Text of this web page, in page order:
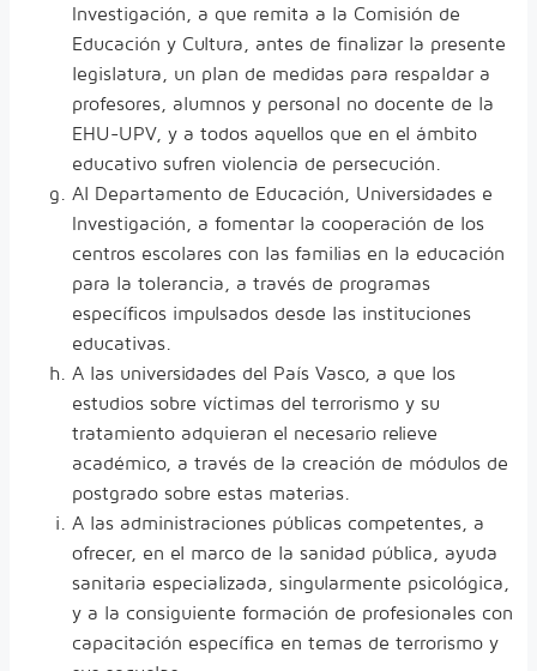
Investigación, a que remita a la Comisión de
Educación y Cultura, antes de finalizar la presente
legislatura, un plan de medidas para respaldar a
profesores, alumnos y personal no docente de la
EHU-UPV, y a todos aquellos que en el ámbito
educativo sufren violencia de persecución.
Al Departamento de Educación, Universidades e
Investigación, a fomentar la cooperación de los
centros escolares con las familias en la educación
para la tolerancia, a través de programas
específicos impulsados desde las instituciones
educativas.
A las universidades del País Vasco, a que los
estudios sobre víctimas del terrorismo y su
tratamiento adquieran el necesario relieve
académico, a través de la creación de módulos de
postgrado sobre estas materias.
A las administraciones públicas competentes, a
ofrecer, en el marco de la sanidad pública, ayuda
sanitaria especializada, singularmente psicológica,
y a la consiguiente formación de profesionales con
capacitación específica en temas de terrorismo y